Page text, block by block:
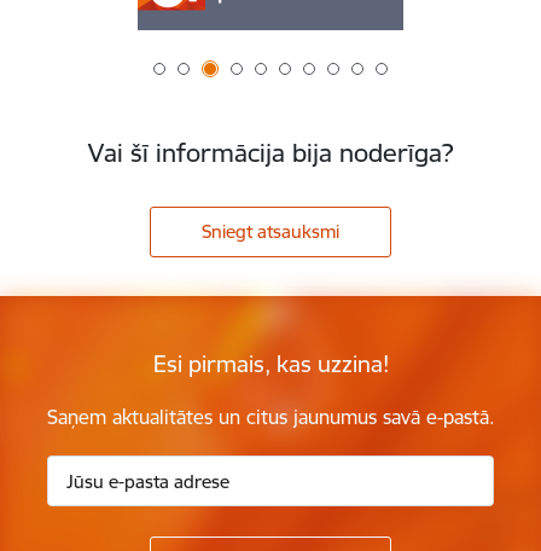
Vai šī informācija bija noderīga?
Sniegt atsauksmi
Esi pirmais, kas uzzina!
Saņem aktualitātes un citus jaunumus savā e-pastā.